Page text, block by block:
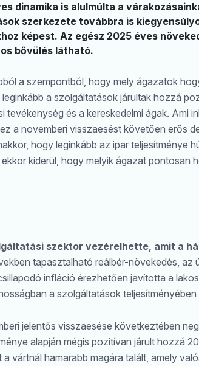
dinamika is alulmúlta a
szerkezete továbbra is
képest. Az egész 2025 éves
bővülés látható.
a szempontból, hogy mely ágazatok
a szolgáltatások járultak hozzá
és a kereskedelmi ágak. Ami
a novemberi visszaesést követően erős
hogy leginkább az ipar teljesítménye
kiderül, hogy melyik ágazat pontosan
szektor vezérelhette, amit a
tapasztalható reálbér-növekedés, az
infláció érezhetően javította a
a szolgáltatások
jelentős visszaesése következtében
alapján mégis pozitívan járult hozzá
vártnál hamarabb magára talált, amely